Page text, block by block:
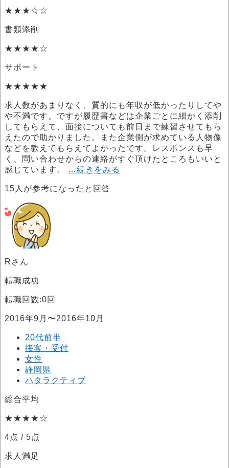
★★★☆☆
書類添削
★★★★☆
サポート
★★★★★
求人数があまりなく、質的にも年収が低かったりしてや
や不満です。ですが履歴書などは企業ごとに細かく添削
してもらえて、面接についても前日まで練習させてもら
えたので助かりました。また企業側が求めている人物像
などを教えてもらえてよかったです。レスポンスも早
く、問い合わせからの連絡がすぐ頂けたところもいいと
感じています。
…続きをみる
15 人が参考になったと回答
Rさん
転職成功
転職回数:0回
2016年9月〜2016年10月
20代前半
接客・受付
女性
静岡県
ハタラクティブ
総合平均
★★★★☆
4点 / 5点
求人満足